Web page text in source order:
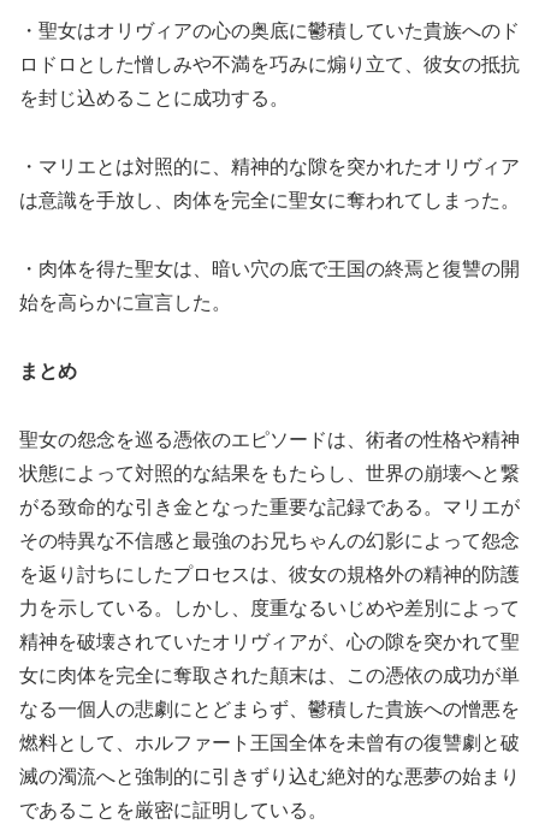
・聖女はオリヴィアの心の奥底に鬱積していた貴族へのド
ロドロとした憎しみや不満を巧みに煽り立て、彼女の抵抗
を封じ込めることに成功する。
・マリエとは対照的に、精神的な隙を突かれたオリヴィア
は意識を手放し、肉体を完全に聖女に奪われてしまった。
・肉体を得た聖女は、暗い穴の底で王国の終焉と復讐の開
始を高らかに宣言した。
まとめ
聖女の怨念を巡る憑依のエピソードは、術者の性格や精神
状態によって対照的な結果をもたらし、世界の崩壊へと繋
がる致命的な引き金となった重要な記録である。マリエが
その特異な不信感と最強のお兄ちゃんの幻影によって怨念
を返り討ちにしたプロセスは、彼女の規格外の精神的防護
力を示している。しかし、度重なるいじめや差別によって
精神を破壊されていたオリヴィアが、心の隙を突かれて聖
女に肉体を完全に奪取された顛末は、この憑依の成功が単
なる一個人の悲劇にとどまらず、鬱積した貴族への憎悪を
燃料として、ホルファート王国全体を未曾有の復讐劇と破
滅の濁流へと強制的に引きずり込む絶対的な悪夢の始まり
であることを厳密に証明している。